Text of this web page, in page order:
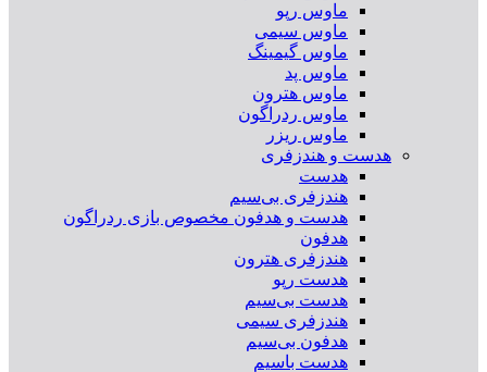
ماوس رپو
ماوس سیمی
ماوس گیمینگ
ماوس پد
ماوس هترون
ماوس ردراگون
ماوس ریزر
هدست و هندزفری
هدست
هندزفری بی‌سیم
هدست و هدفون مخصوص بازی ردراگون
هدفون
هندزفری هترون
هدست رپو
هدست بی‌سیم
هندزفری سیمی
هدفون بی‌سیم
هدست باسیم